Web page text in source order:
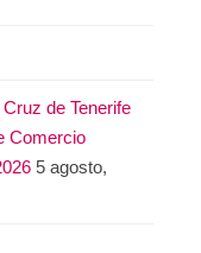
de Tenerife
Comercio
5 agosto,